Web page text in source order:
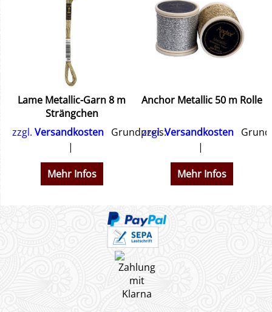
Lame Metallic-Garn 8 m
Strängchen
zzgl.Versandkosten Grundpreis:
Mehr Infos
Anchor Metallic 50 m Rolle
zzgl.Versandkosten
Mehr Infos